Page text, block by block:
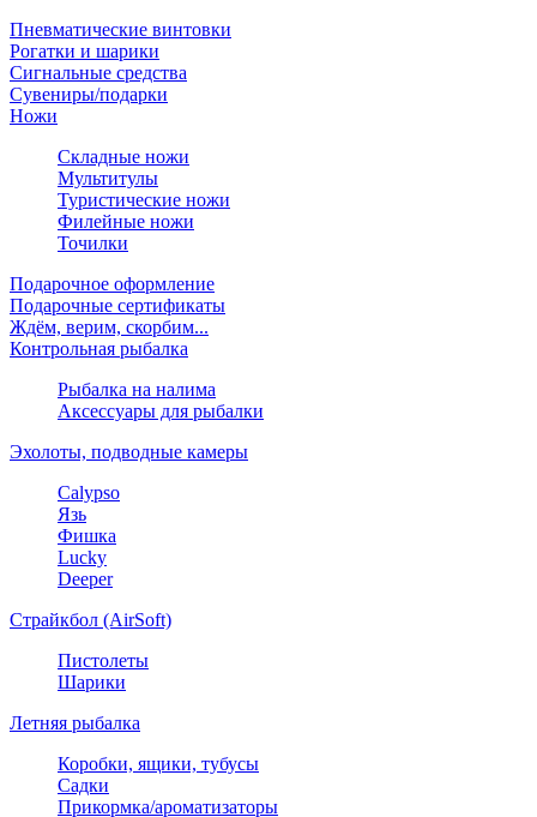
Пневматические винтовки
Рогатки и шарики
Сигнальные средства
Сувениры/подарки
Ножи
Складные ножи
Мультитулы
Туристические ножи
Филейные ножи
Точилки
Подарочное оформление
Подарочные сертификаты
Ждём, верим, скорбим...
Контрольная рыбалка
Рыбалка на налима
Аксессуары для рыбалки
Эхолоты, подводные камеры
Calypso
Язь
Фишка
Lucky
Deeper
Страйкбол (AirSoft)
Пистолеты
Шарики
Летняя рыбалка
Коробки, ящики, тубусы
Садки
Прикормка/ароматизаторы